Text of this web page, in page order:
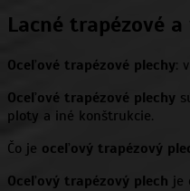
Lacné trapézové
Oceľové trapézové plechy:
Oceľové trapézové plechy
ploty a iné konštrukcie.
Čo je oceľový trapézový
Oceľový trapézový plech je